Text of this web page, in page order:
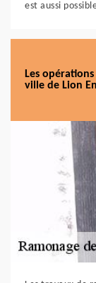
est aussi
Les
ville de Lion